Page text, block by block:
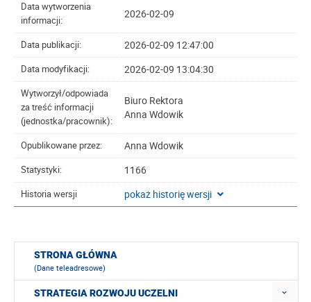
Data wytworzenia
informacji:
2026-02-09
Data publikacji: 2026-02-09 12:47:00
Data modyfikacji: 2026-02-09 13:04:30
Wytworzył/odpowiada
za treść informacji
(jednostka/pracownik):
Biuro Rektora
Anna Wdowik
Opublikowane przez: Anna Wdowik
Statystyki: 1166
Historia wersji pokaż historię wersji
STRONA GŁÓWNA
(Dane teleadresowe)
STRATEGIA ROZWOJU UCZELNI